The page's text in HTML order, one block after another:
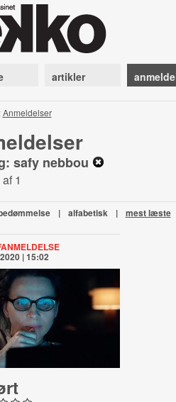
artikler
Anmeldelser
safy nebbou
1
| alfabetisk | mest læste
| 15:02